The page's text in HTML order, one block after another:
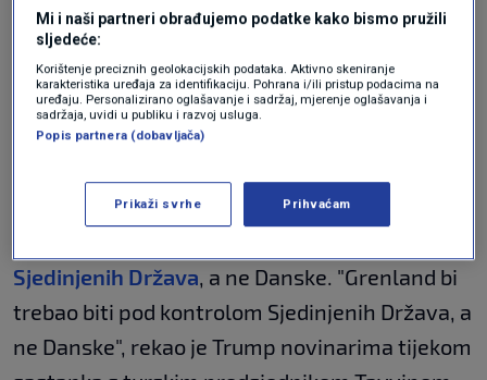
trebali zauzeti jedni za druge“, rekla je.
Danska premijerka iz Grenlanda:
Nalazimo se u ozbiljnoj situaciji. Svi
to mogu vidjeti
SVIJET|
Trump je u utorak u Ankari izjavio da bi
Sjedinjenih Država, a ne Danske. "Grenland bi
trebao biti pod kontrolom Sjedinjenih Država, a
ne Danske", rekao je Trump novinarima tijekom
Mi i naši partneri obrađujemo podatke kako bismo pružili
sljedeće:
Korištenje preciznih geolokacijskih podataka. Aktivno skeniranje
karakteristika uređaja za identifikaciju. Pohrana i/ili pristup podacima na
uređaju. Personalizirano oglašavanje i sadržaj, mjerenje oglašavanja i
sadržaja, uvidi u publiku i razvoj usluga.
Popis partnera (dobavljača)
Prikaži svrhe Prihvaćam